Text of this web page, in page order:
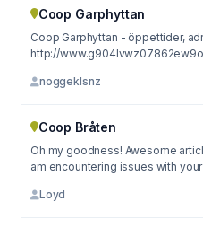
Coop Garphyttan
Coop Garphyttan - öppettider,
http://
noggeklsnz
Coop Bråten
Oh my goodness! Awesome
am encountering issues with your
Loyd